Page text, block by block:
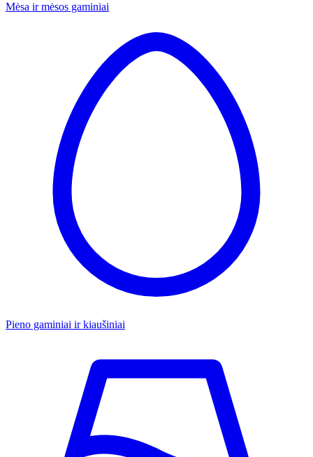
Mėsa ir mėsos gaminiai
Pieno gaminiai ir kiaušiniai